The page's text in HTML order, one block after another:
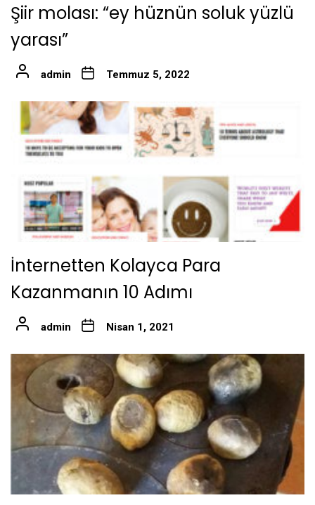
Şiir molası: “ey hüznün soluk yüzlü
yarası”
admin Temmuz 5, 2022
İnternetten Kolayca Para
Kazanmanın 10 Adımı
admin Nisan 1, 2021